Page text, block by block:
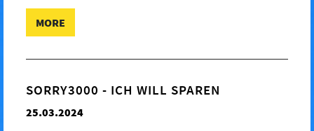
MORE
SORRY3000 - ICH WILL SPAREN
25.03.2024